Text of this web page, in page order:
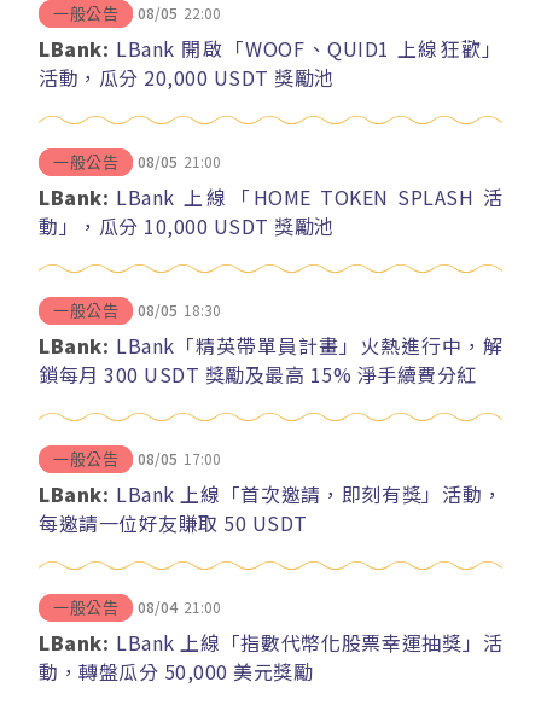
一般公告 08/05 22:00
LBank: LBank 開啟「WOOF、QUID1 上線狂歡」
活動，瓜分 20,000 USDT 獎勵池
一般公告 08/05 21:00
LBank: LBank 上線「HOME TOKEN SPLASH 活
動」，瓜分 10,000 USDT 獎勵池
一般公告 08/05 18:30
LBank: LBank「精英帶單員計畫」火熱進行中，解
鎖每月 300 USDT 獎勵及最高 15% 淨手續費分紅
一般公告 08/05 17:00
LBank: LBank 上線「首次邀請，即刻有獎」活動，
每邀請一位好友賺取 50 USDT
一般公告 08/04 21:00
LBank: LBank 上線「指數代幣化股票幸運抽獎」活
動，轉盤瓜分 50,000 美元獎勵